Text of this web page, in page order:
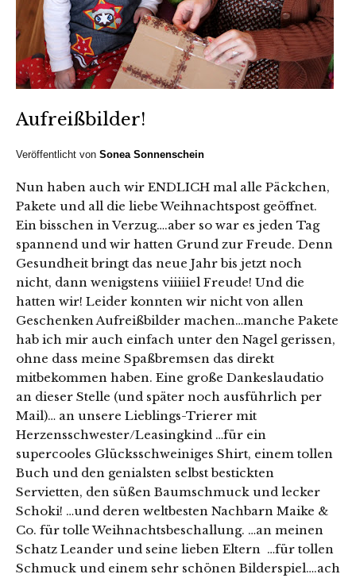
Aufreißbilder!
Veröffentlicht von Sonea Sonnenschein
Nun haben auch wir ENDLICH mal alle Päckchen,
Pakete und all die liebe Weihnachtspost geöffnet.
Ein bisschen in Verzug….aber so war es jeden Tag
spannend und wir hatten Grund zur Freude. Denn
Gesundheit bringt das neue Jahr bis jetzt noch
nicht, dann wenigstens viiiiiel Freude! Und die
hatten wir! Leider konnten wir nicht von allen
Geschenken Aufreißbilder machen…manche Pakete
hab ich mir auch einfach unter den Nagel gerissen,
ohne dass meine Spaßbremsen das direkt
mitbekommen haben. Eine große Dankeslaudatio
an dieser Stelle (und später noch ausführlich per
Mail)… an unsere Lieblings-Trierer mit
Herzensschwester/Leasingkind …für ein
supercooles Glücksschweiniges Shirt, einem tollen
Buch und den genialsten selbst bestickten
Servietten, den süßen Baumschmuck und lecker
Schoki! …und deren weltbesten Nachbarn Maike &
Co. für tolle Weihnachtsbeschallung. …an meinen
Schatz Leander und seine lieben Eltern …für tollen
Schmuck und einem sehr schönen Bilderspiel….ach